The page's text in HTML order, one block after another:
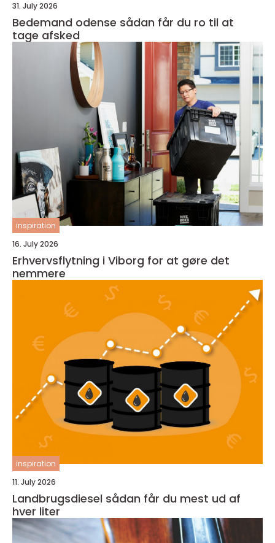
31. July 2026
Bedemand odense sådan får du ro til at
tage afsked
inspiration
16. July 2026
Erhvervsflytning i Viborg for at gøre det
nemmere
inspiration
11. July 2026
Landbrugsdiesel sådan får du mest ud af
hver liter